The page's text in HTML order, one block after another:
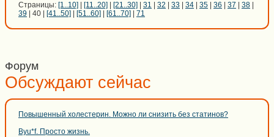
Страницы: [1..10] [11..20] [21..30] 31 32 33 34 35 36 37 38
39 | 40 | [41..50] [51..60] [61..70] 71
Форум
Обсуждают сейчас
Повышенный холестерин. Можно ли снизить без статинов?
Byu*f. Просто жизнь.